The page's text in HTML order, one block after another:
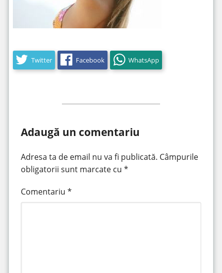
Twitter Facebook WhatsApp
Adaugă un comentariu
Adresa ta de email nu va fi publicată. Câmpurile
obligatorii sunt marcate cu *
Comentariu *